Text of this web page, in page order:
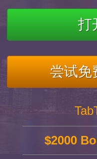
打
尝试免
$2000